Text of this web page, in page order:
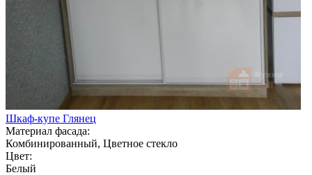
Шкаф-купе Глянец
Материал фасада:
Комбинированный, Цветное стекло
Цвет:
Белый